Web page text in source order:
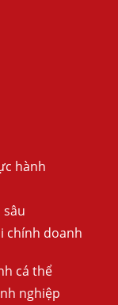
hành
chính doanh
cá thể
nghiệp